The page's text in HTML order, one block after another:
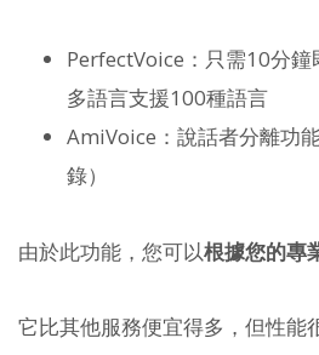
PerfectVoice：只需10分鐘
多語言支援100種語言
AmiVoice：說話者分離功
錄）
由於此功能，您可以根據您的專
它比其他服務便宜得多，但性能